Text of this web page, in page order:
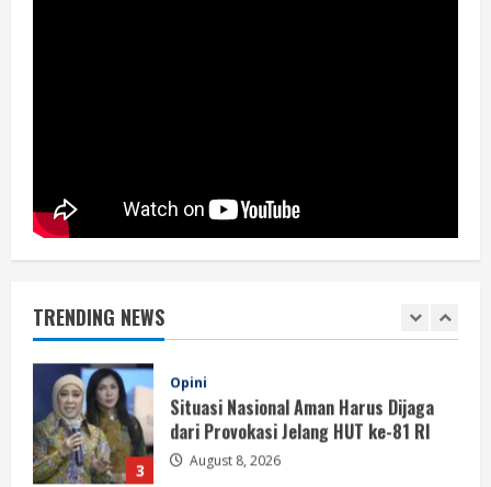
TRENDING NEWS
2
Berita
Situasi Nasional Aman, Publik Diminta
3
Opini
Situasi Nasional Aman Harus Dijaga
dari Provokasi Jelang HUT ke-81 RI
August 8, 2026